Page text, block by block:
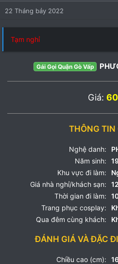
22 Tháng bảy 2022
Tạm nghỉ
Gái Gọi Quận Gò Vấp
Giá:
THÔNG TIN
Nghệ danh:
Năm sinh:
Khu vực đi làm:
Giá nhà nghỉ/khách sạn:
Thời gian đi làm:
Trang phục cosplay:
Qua đêm cùng khách:
ĐÁNH GIÁ VÀ ĐẶC
Chiều cao (cm):